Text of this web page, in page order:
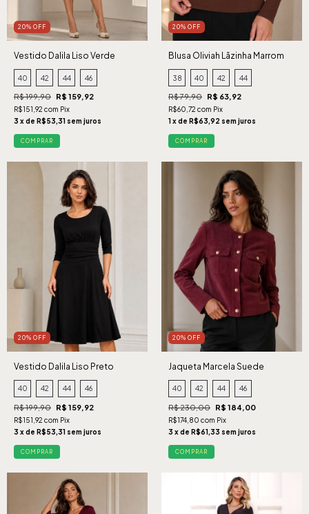
20% OFF
Vestido Dalila Liso Verde
40 42 44 46
R$ 199,90 R$ 159,92
R$151,92 com Pix
3 x de R$53,31 sem juros
COMPRAR
20% OFF
Blusa Oliviah Lãzinha Marrom
38 40 42 44
R$ 79,90 R$ 63,92
R$60,72 com Pix
1 x de R$63,92 sem juros
COMPRAR
20% OFF
Vestido Dalila Liso Preto
40 42 44 46
R$ 199,90 R$ 159,92
R$151,92 com Pix
3 x de R$53,31 sem juros
COMPRAR
20% OFF
Jaqueta Marcela Suede
Cabernet
40 42 44 46
R$ 230,00 R$ 184,00
R$174,80 com Pix
3 x de R$61,33 sem juros
COMPRAR